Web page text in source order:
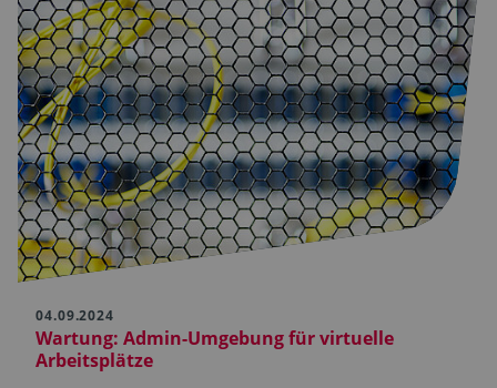
04.09.2024
Wartung: Admin-Umgebung für virtuelle
Arbeitsplätze